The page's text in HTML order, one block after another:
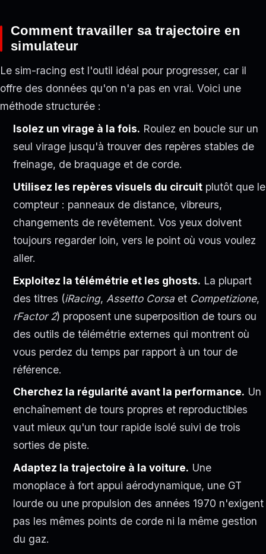
Comment travailler sa trajectoire en
simulateur
Le sim-racing est l'outil idéal pour progresser, car il
offre des données qu'on n'a pas en vrai. Voici une
méthode structurée :
Isolez un virage à la fois. Roulez en boucle sur un
seul virage jusqu'à trouver des repères stables de
freinage, de braquage et de corde.
Utilisez les repères visuels du circuit plutôt que le
compteur : panneaux de distance, vibreurs,
changements de revêtement. Vos yeux doivent
toujours regarder loin, vers le point où vous voulez
aller.
Exploitez la télémétrie et les ghosts. La plupart
des titres (iRacing, Assetto Corsa et Competizione,
rFactor 2) proposent une superposition de tours ou
des outils de télémétrie externes qui montrent où
vous perdez du temps par rapport à un tour de
référence.
Cherchez la régularité avant la performance. Un
enchaînement de tours propres et reproductibles
vaut mieux qu'un tour rapide isolé suivi de trois
sorties de piste.
Adaptez la trajectoire à la voiture. Une
monoplace à fort appui aérodynamique, une GT
lourde ou une propulsion des années 1970 n'exigent
pas les mêmes points de corde ni la même gestion
du gaz.